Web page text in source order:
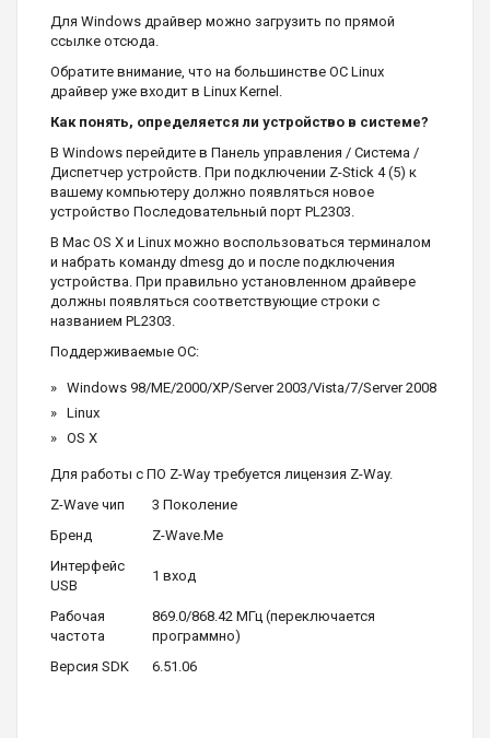
Для Windows драйвер можно загрузить по прямой
ссылке отсюда.
Обратите внимание, что на большинстве ОС Linux
драйвер уже входит в Linux Kernel.
Как понять, определяется ли устройство в системе?
В Windows перейдите в Панель управления / Система /
Диспетчер устройств. При подключении Z-Stick 4 (5) к
вашему компьютеру должно появляться новое
устройство Последовательный порт PL2303.
В Mac OS X и Linux можно воспользоваться терминалом
и набрать команду dmesg до и после подключения
устройства. При правильно установленном драйвере
должны появляться соответствующие строки с
названием PL2303.
Поддерживаемые ОС:
Windows 98/ME/2000/XP/Server 2003/Vista/7/Server 2008
Linux
OS X
Для работы с ПО Z-Way требуется лицензия Z-Way.
Z-Wave чип
3 Поколение
Бренд
Z-Wave.Me
Интерфейс
USB
1 вход
Рабочая
частота
869.0/868.42 МГц (переключается
программно)
Версия SDK
6.51.06